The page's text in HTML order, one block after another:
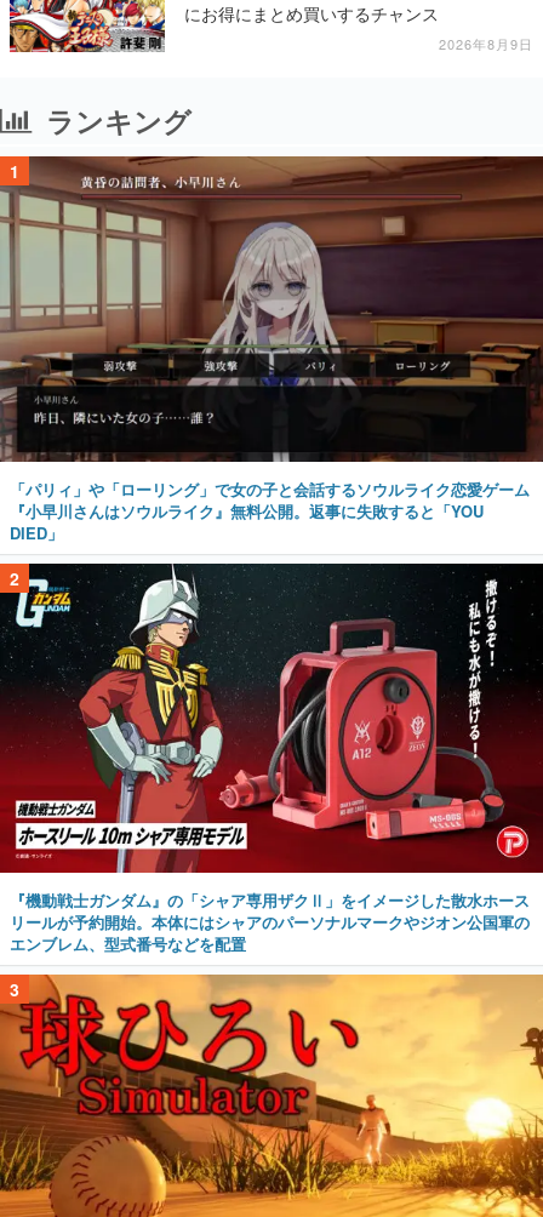
にお得にまとめ買いするチャンス
2026年8月9日
ランキング
1
「パリィ」や「ローリング」で女の子と会話するソウルライク恋愛ゲーム
『小早川さんはソウルライク』無料公開。返事に失敗すると「YOU
DIED」
2
『機動戦士ガンダム』の「シャア専用ザクⅡ」をイメージした散水ホース
リールが予約開始。本体にはシャアのパーソナルマークやジオン公国軍の
エンブレム、型式番号などを配置
3